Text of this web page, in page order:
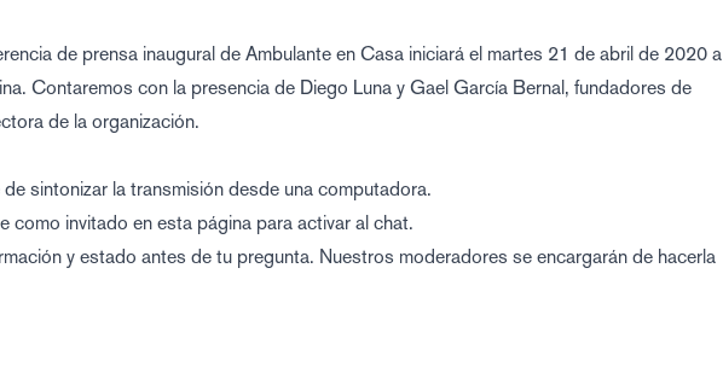
de prensa inaugural de Ambulante en Casa iniciará el martes 21 de abril de 2020 a
Contaremos con la presencia de Diego Luna y Gael García Bernal, fundadores de
de la organización.
sintonizar la transmisión desde una computadora.
como invitado en esta página para activar al chat.
y estado antes de tu pregunta. Nuestros moderadores se encargarán de hacerla